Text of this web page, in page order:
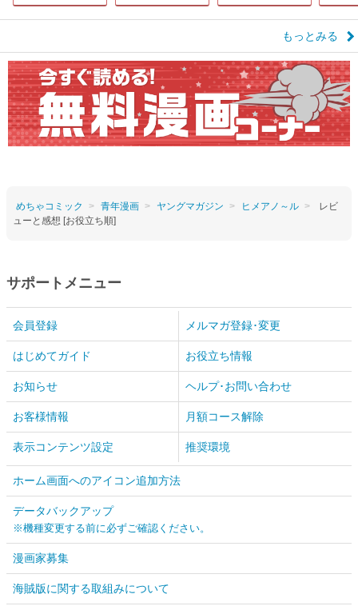
もっとみる
めちゃコミック 青年漫画 ヤングマガジン ヒメアノ～ル
レビ
ューと感想 [お役立ち順]
サポートメニュー
会員登録 メルマガ登録･変更
はじめてガイド お役立ち情報
お知らせ ヘルプ･お問い合わせ
お客様情報 月額コース解除
表示コンテンツ設定 推奨環境
ホーム画面へのアイコン追加方法
データバックアップ
※機種変更する前に必ずご確認ください。
漫画家募集
海賊版に関する取組みについて